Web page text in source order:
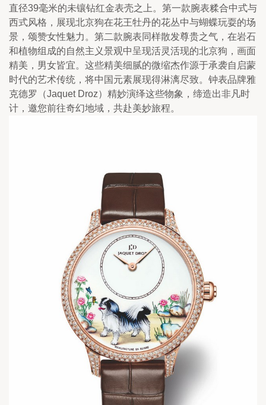
直径39毫米的未镶钻红金表壳之上。第一款腕表糅合中式与
西式风格，展现北京狗在花王牡丹的花丛中与蝴蝶玩耍的场
景，颂赞女性魅力。第二款腕表同样散发尊贵之气，在岩石
和植物组成的自然主义景观中呈现活灵活现的北京狗，画面
精美，男女皆宜。这些精美细腻的微缩杰作源于承袭自启蒙
时代的艺术传统，将中国元素展现得淋漓尽致。钟表品牌雅
克德罗（Jaquet Droz）精妙演绎这些物象，缔造出非凡时
计，邀您前往奇幻地域，共赴美妙旅程。